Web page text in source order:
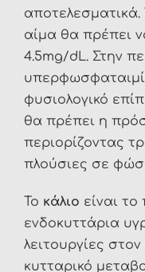
αίμα θα πρέπει
4.5mg/dL. Στην
φυσιολογικό
θα πρέπει η
περιορίζοντας
πλούσιες σε
Το κάλιο είναι
ενδοκυττάρια
λειτουργίες
κυτταρικό